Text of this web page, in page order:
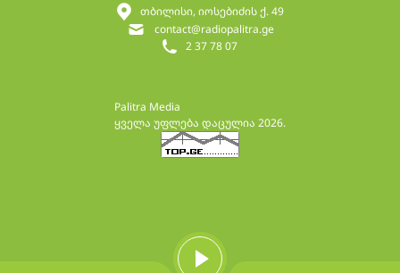
Palitra Media
ყველა უფლება დაცულია 2026.
2 37 78 07
contact@radiopalitra.ge
თბილისი, იოსებიძის ქ. 49